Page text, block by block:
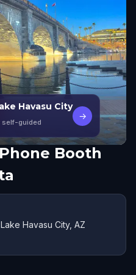
Havasu City
self-guided
→
Phone Booth
Havasu City, AZ